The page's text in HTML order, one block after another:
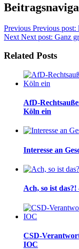
Previous Previous post:
Next Next post: Ganz
Related Posts
AfD-
Köln ein
Interesse an
Ach, so ist
CSD-
IOC